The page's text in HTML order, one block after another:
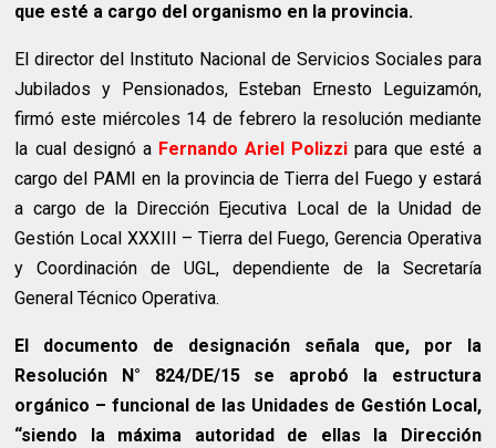
que esté a cargo del organismo en la provincia.
El director del Instituto Nacional de Servicios Sociales para
Jubilados y Pensionados, Esteban Ernesto Leguizamón,
firmó este miércoles 14 de febrero la resolución mediante
la cual designó a Fernando Ariel Polizzi para que esté a
cargo del PAMI en la provincia de Tierra del Fuego y estará
a cargo de la Dirección Ejecutiva Local de la Unidad de
Gestión Local XXXIII – Tierra del Fuego, Gerencia Operativa
y Coordinación de UGL, dependiente de la Secretaría
General Técnico Operativa.
El documento de designación señala que, por la
Resolución N° 824/DE/15 se aprobó la estructura
orgánico – funcional de las Unidades de Gestión Local,
“siendo la máxima autoridad de ellas la Dirección